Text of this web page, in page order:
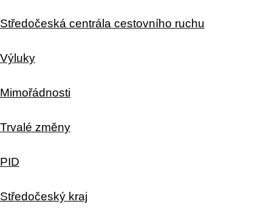
Středočeská centrála cestovního ruchu
Výluky
Mimořádnosti
Trvalé změny
PID
Středočeský kraj